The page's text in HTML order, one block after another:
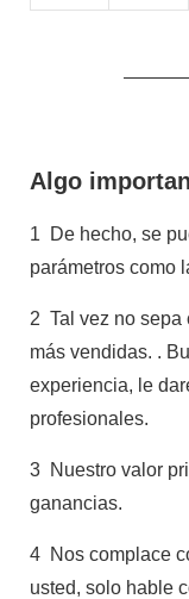
Algo
1
De hecho, se
parámetros como
2 Tal vez no
más vendidas. .
experiencia, le
profesionales.
3 Nuestro valor
ganancias.
4 Nos complace
usted, solo hable